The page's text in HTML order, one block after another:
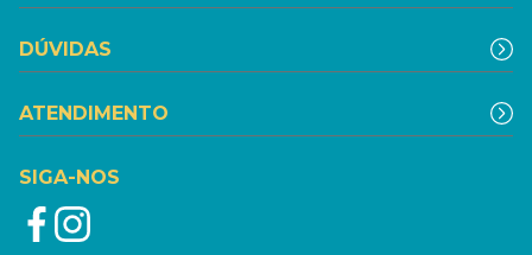
DÚVIDAS
ATENDIMENTO
SIGA-NOS